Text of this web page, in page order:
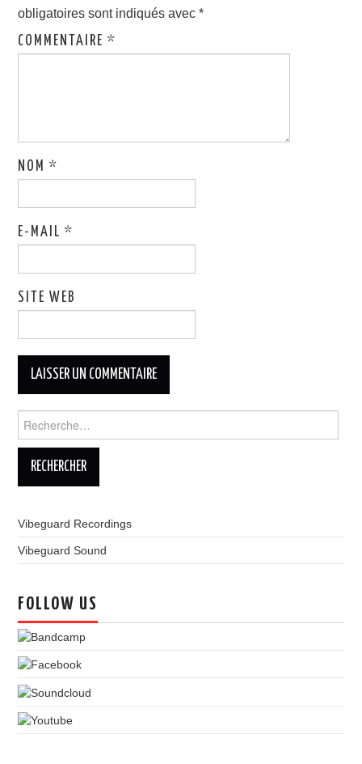
obligatoires sont indiqués avec*
COMMENTAIRE*
NOM*
E-MAIL*
SITE WEB
Vibeguard Recordings
Vibeguard Sound
FOLLOW US